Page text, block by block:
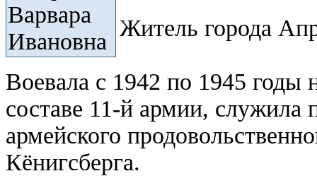
Житель города
Воевала с 1942 по 1945 годы
составе 11-й армии, служила
армейского
Кёнигсберга.